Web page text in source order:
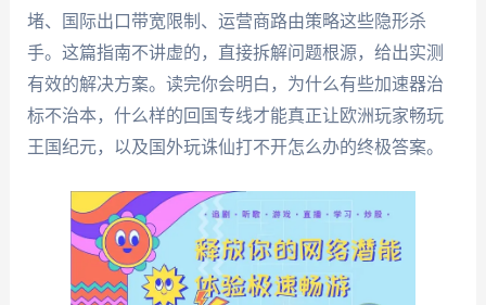
堵、国际出口带宽限制、运营商路由策略这些隐形杀
手。这篇指南不讲虚的，直接拆解问题根源，给出实测
有效的解决方案。读完你会明白，为什么有些加速器治
标不治本，什么样的回国专线才能真正让欧洲玩家畅玩
王国纪元，以及国外玩诛仙打不开怎么办的终极答案。